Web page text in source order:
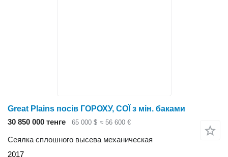
Great Plains посів ГОРОХУ, СОЇ з мін. баками
30 850 000 тенге
65 000 $ ≈ 56 600 €
Сеялка сплошного высева механическая
2017